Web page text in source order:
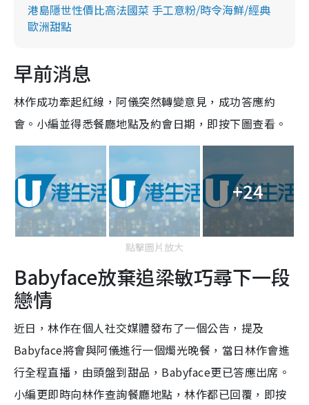
港島隱世性價比高法國菜 手工意粉/時令海鮮/經典
歐洲甜點
早前消息
林作成功牽起紅線，阿儀突然轉變意見，成功答應約
會。小編並得悉餐廳地點及約會日期，即按下圖查看。
+24
點擊圖片放大
Babyface放棄追梁敏巧尋下一段
戀情
近日，林作在個人社交媒體發布了一個公告，提及
Babyface將會與阿儀進行一個燭光晚餐，當日林作會進
行全程直播，由頭盤到甜品，Babyface更已答應出席。
小編更即時向林作查詢餐廳地點，林作都已回覆，即按